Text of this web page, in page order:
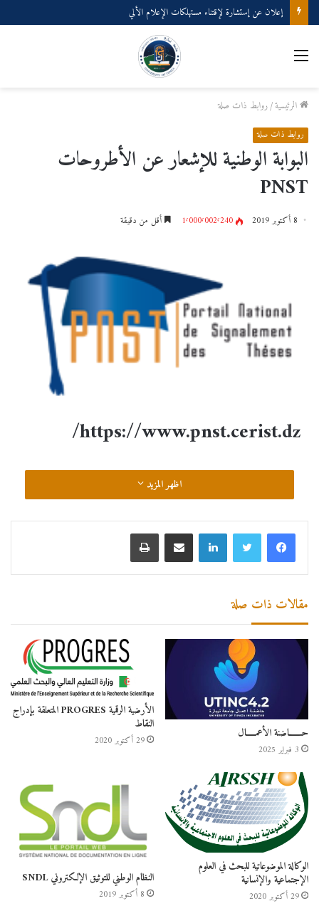
إعلان عن إستشارة لإقتناء مستهلكات الإعلام الألي
الرئيسية/روابط ذات صلة
روابط ذات صلة
البوابة الوطنية للإشعار عن الأطروحات
PNST
8 أكتوبر 2019 1٬000٬002٬240 أقل من دقيقة
https://www.pnst.cerist.dz/
اظهر المزيد
مقالات ذات صلة
حـــــــاضنة الأعمـــــال
3 فبراير 2025
الأرضية الرقمية PROGRES المتعلقة بإدراج
النقاط
29 أكتوبر 2020
الوكالة الموضوعاتية للبحث في العلوم
الإجتماعية والإنسانية
29 أكتوبر 2020
النظام الوطني للتوثيق الإلكتروني SNDL
8 أكتوبر 2019